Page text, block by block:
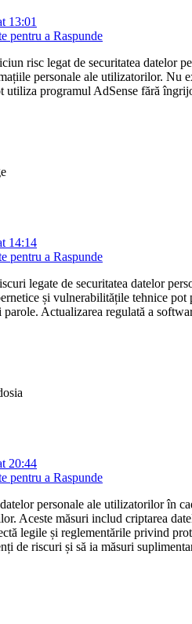
13:01
pentru a Raspunde
risc legat de securitatea datelor
personale ale utilizatorilor. Nu
utiliza programul AdSense fără
14:14
pentru a Raspunde
legate de securitatea datelor
și vulnerabilitățile tehnice
parole. Actualizarea regulată a
20:44
pentru a Raspunde
personale ale utilizatorilor în
Aceste măsuri includ criptarea
legile și reglementările privind
de riscuri și să ia măsuri